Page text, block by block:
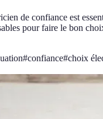
de confiance est
pour faire le bon
#confiance#choix